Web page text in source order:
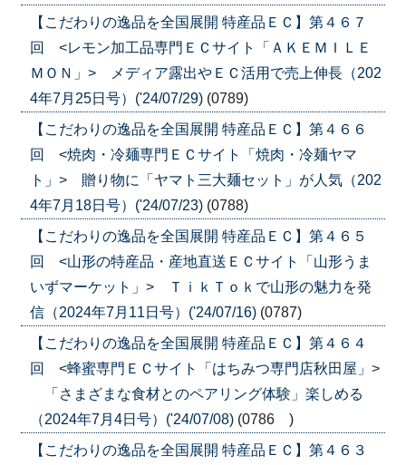
【こだわりの逸品を全国展開 特産品ＥＣ】第４６７
回 <レモン加工品専門ＥＣサイト「ＡＫＥＭＩＬＥ
ＭＯＮ」> メディア露出やＥＣ活用で売上伸長（202
4年7月25日号）('24/07/29) (0789)
【こだわりの逸品を全国展開 特産品ＥＣ】第４６６
回 <焼肉・冷麺専門ＥＣサイト「焼肉・冷麺ヤマ
ト」> 贈り物に「ヤマト三大麺セット」が人気（202
4年7月18日号）('24/07/23) (0788)
【こだわりの逸品を全国展開 特産品ＥＣ】第４６５
回 <山形の特産品・産地直送ＥＣサイト「山形うま
いずマーケット」> ＴｉｋＴｏｋで山形の魅力を発
信（2024年7月11日号）('24/07/16) (0787)
【こだわりの逸品を全国展開 特産品ＥＣ】第４６４
回 <蜂蜜専門ＥＣサイト「はちみつ専門店秋田屋」>
「さまざまな食材とのペアリング体験」楽しめる
（2024年7月4日号）('24/07/08) (0786 )
【こだわりの逸品を全国展開 特産品ＥＣ】第４６３